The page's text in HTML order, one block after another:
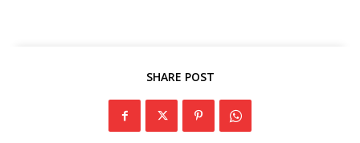
SHARE POST